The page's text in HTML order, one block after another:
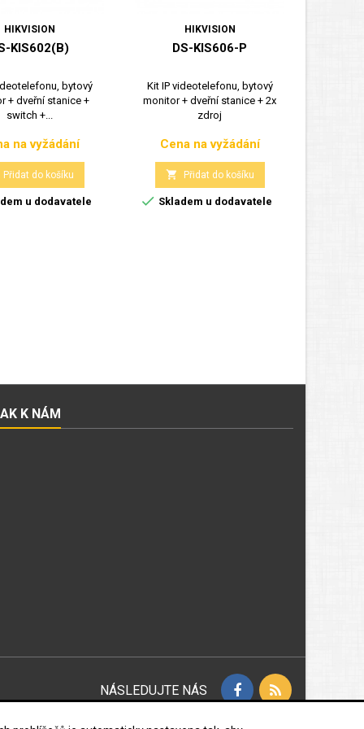
HIKVISION
KIS602(B)
bytový
+ dveřní stanice +
switch +...
Cena
na vyžádání
Přidat do košíku
u dodavatele
HIKVISION
DS-KIS606-P
Kit IP videotelefonu, bytový
monitor + dveřní stanice + 2x
zdroj
Cena
Cena na vyžádání
 Přidat do košíku
 Skladem u dodavatele
K NÁM
NÁSLEDUJTE NÁS